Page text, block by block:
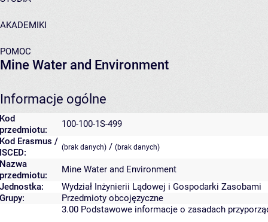
AKADEMIKI
POMOC
Mine Water and Environment
Informacje ogólne
Kod
przedmiotu:
100-100-1S-499
Kod Erasmus /
ISCED:
(brak danych) / (brak danych)
Nazwa
przedmiotu:
Mine Water and Environment
Jednostka:
Wydział Inżynierii Lądowej i Gospodarki Zasobami
Grupy:
Przedmioty obcojęzyczne
3.00 Podstawowe informacje o zasadach